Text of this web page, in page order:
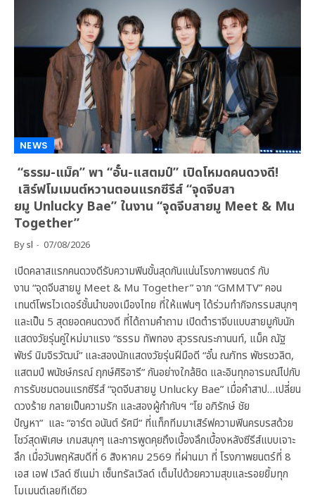
NEWS
“ธรรม-แม็ค” พา “อั๋น-แสตมป์” เปิดโหมดคนดวงดี!
เสิร์ฟโมเมนต์หวานตอนแรกซีรีส์ “จุดจีบสา
ยมู Unlucky Bae” ในงาน “จุดจีบสายมู Meet & Mu
Together”
Bysl 07/08/2026
เปิดคลาสแรกคนดวงดีรับความฟินขั้นสุดกันแน่นโรงภาพยนตร์ กับ
งาน “จุดจีบสายมู Meet & Mu Together” จาก “GMMTV” คอน
เทนต์โพรไวเดอร์ชั้นนำของเมืองไทย ที่ให้แฟนๆ ได้ร่วมทำกิจกรรมสนุกๆ
และเป็น 5 สุดยอดคนดวงดี ที่ได้ถามคำถาม เปิดตำราจีบแบบสายมูกับนัก
แสดงวัยรุ่นคู่ใหม่มาแรง “ธรรม ทัพทอง สุวรรณระกานนท์, แม็ค ณัฐ
พัชร์ นิมจิรวัฒน์” และสองนักแสดงวัยรุ่นฝีมือดี “อั๋น ณภัทร พัชรชวลิต,
แสตมป์ พนัชษ์กรณ์ ฤกษ์ศิริอารี” กันอย่างใกล้ชิด และอินทุกอารมณ์ไปกับ
การรับชมตอนแรกซีรีส์ “จุดจีบสายมู Unlucky Bae” เมื่อคำสาป…เปลี่ยน
ดวงร้าย กลายเป็นความรัก และสองผู้กำกับฯ “โย อภิรักษ์ ชัย
ปัญหา” และ “อาร์ต อนันต์ รัศมี” ที่แท็กทีมมาเสิร์ฟความฟินครบรสด้วย
โชว์สุดพิเศษ เกมสนุกๆ และการพูดคุยถึงเบื้องลึกเบื้องหลังซีรีส์แบบเจาะ
ลึก เมื่อวันพฤหัสบดีที่ 6 สิงหาคม 2569 ที่ผ่านมา ที่ โรงภาพยนตร์ที่ 8
เอส เอฟ เวิลด์ ซีเนม่า เซ็นทรัลเวิลด์ เต็มไปด้วยความสุขและรอยยิ้มทุก
โมเมนต์เลยทีเดียว